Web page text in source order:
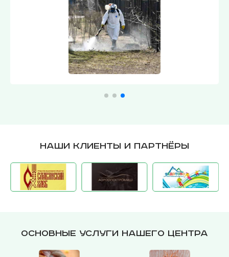
Наши клиенты и партнёры
Основные услуги нашего центра